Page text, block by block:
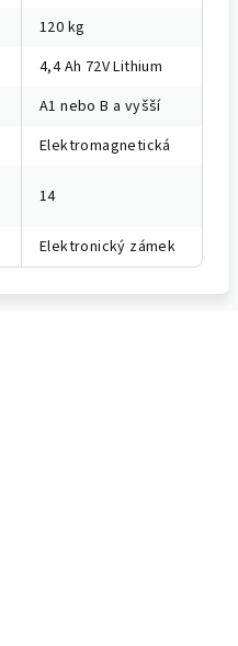
120 kg
4,4 Ah 72V Lithium
A1 nebo B a vyšší
Elektromagnetická
14
Elektronický zámek